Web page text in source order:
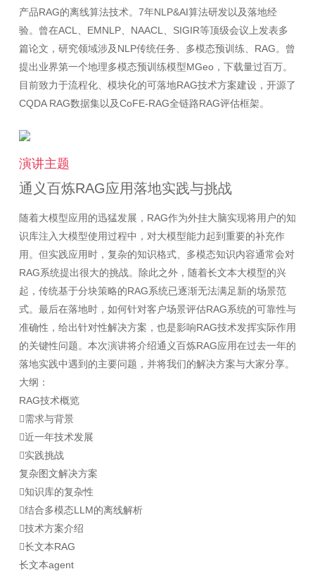
产品RAG的离线算法技术。7年NLP&AI算法研发以及落地经
验。曾在ACL、EMNLP、NAACL、SIGIR等顶级会议上发表多
篇论文，研究领域涉及NLP传统任务、多模态预训练、RAG。曾
提出业界第一个地理多模态预训练模型MGeo，下载量过百万。
目前致力于流程化、模块化的可落地RAG技术方案建设，开源了
演讲主题
通义百炼RAG应用落地实践与挑战
随着大模型应用的迅猛发展，RAG作为外挂大脑实现将用户的知
识库注入大模型使用过程中，对大模型能力起到重要的补充作
用。但实践应用时，复杂的知识格式、多模态知识内容通常会对
RAG系统提出很大的挑战。除此之外，随着长文本大模型的兴
起，传统基于分块策略的RAG系统已逐渐无法满足新的场景范
式。最后在落地时，如何针对客户场景评估RAG系统的可靠性与
准确性，给出针对性解决方案，也是影响RAG技术发挥实际作用
的关键性问题。本次演讲将介绍通义百炼RAG应用在过去一年的
落地实践中遇到的主要问题，并将我们的解决方案与大家分享。
大纲：
RAG技术概览
需求与背景
近一年技术发展
实践挑战
复杂图文解决方案
知识库的复杂性
结合多模态LLM的离线解析
技术方案介绍
长文本RAG
长文本agent